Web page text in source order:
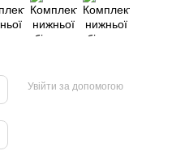
Увійти за допомогою